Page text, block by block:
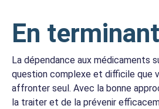
En terminant
La dépendance aux médicaments
question complexe et difficile que
affronter seul. Avec la bonne
la traiter et de la prévenir